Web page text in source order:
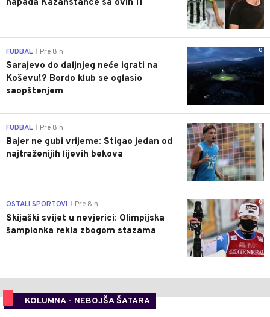
napada Kazahstance sa ovih 11
0
FUDBAL Pre 8 h
Sarajevo do daljnjeg neće igrati na
Koševu!? Bordo klub se oglasio
saopštenjem
0
FUDBAL Pre 8 h
Bajer ne gubi vrijeme: Stigao jedan od
najtraženijih lijevih bekova
0
OSTALI SPORTOVI Pre 8 h
Skijaški svijet u nevjerici: Olimpijska
šampionka rekla zbogom stazama
KOLUMNA - NEBOJŠA ŠATARA